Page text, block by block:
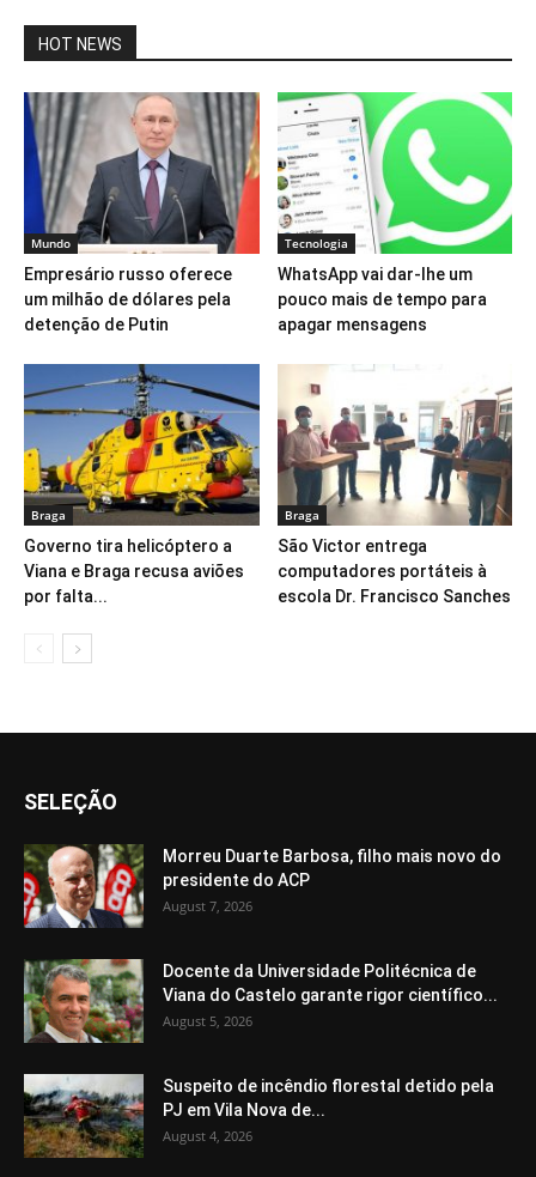
HOT NEWS
Mundo
Empresário russo oferece
um milhão de dólares pela
detenção de Putin
Tecnologia
WhatsApp vai dar-lhe um
pouco mais de tempo para
apagar mensagens
Braga
Governo tira helicóptero a
Viana e Braga recusa aviões
por falta...
Braga
São Victor entrega
computadores portáteis à
escola Dr. Francisco Sanches
SELEÇÃO
Morreu Duarte Barbosa, filho mais novo do
presidente do ACP
August 7, 2026
Docente da Universidade Politécnica de
Viana do Castelo garante rigor científico...
August 5, 2026
Suspeito de incêndio florestal detido pela
PJ em Vila Nova de...
August 4, 2026